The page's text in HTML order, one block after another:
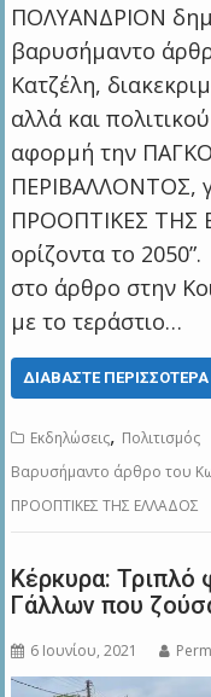
ΠΟΛΥΑΝΔΡΙΟΝ
βαρυσήμαντο
Κατζέλη,
αλλά και
αφορμή την
ΠΕΡΙΒΑΛΛΟΝΤΟΣ,
ΠΡΟΟΠΤΙΚΕΣ ΤΗΣ
ορίζοντα το
στο άρθρο στην
με το τεράστιο…
ΔΙΑΒΆΣΤΕ ΠΕΡΙΣΣΌΤΕΡΑ
Εκδηλώσεις, Πολιτισμός
Βαρυσήμαντο άρθρο του
ΠΡΟΟΠΤΙΚΕΣ ΤΗΣ ΕΛΛΑΔΟΣ
Κέρκυρα: Τριπλό
Γάλλων που
6 Ιουνίου, 2021